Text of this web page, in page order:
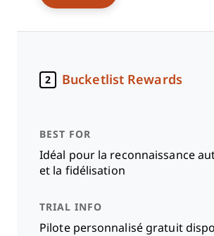
2 Bucketlist Rewards
Idéal pour la reconnaissance
et la fidélisation
Pilote personnalisé gratuit